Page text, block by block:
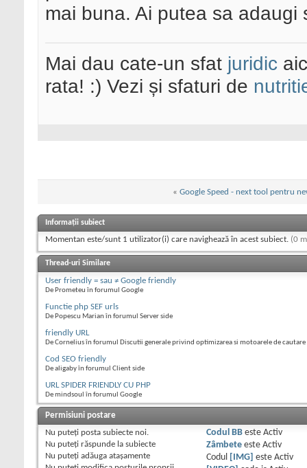
mai buna. Ai putea sa
Mai dau cate-un sfat juridic
rata! :) Vezi și sfaturi de
« Google Speed - next tool pentru
Informații subiect
Momentan este/sunt 1 utilizator(i) care navighează în acest subiect. (0
Thread-uri Similare
User friendly = sau ≠ Google friendly
De Prometeu în forumul Google
Functie php SEF urls
De Popescu Marian în forumul Server side
friendly URL
De Cornelius în forumul Discutii generale privind optimizarea si motoarele de cautare
Cod SEO friendly
De aligaby în forumul Client side
URL SPIDER FRIENDLY CU PHP
De mindsoul în forumul Google
Permisiuni postare
Nu puteţi posta subiecte noi.
Nu puteţi răspunde la subiecte
Nu puteţi adăuga ataşamente
Codul BBeste Activ
Zâmbeteeste Activ
Codul
[IMG] este Activ